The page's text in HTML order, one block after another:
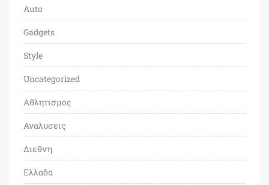
Auto
Gadgets
Style
Uncategorized
Αθλητισμος
Αναλυσεις
Διεθνη
Ελλαδα